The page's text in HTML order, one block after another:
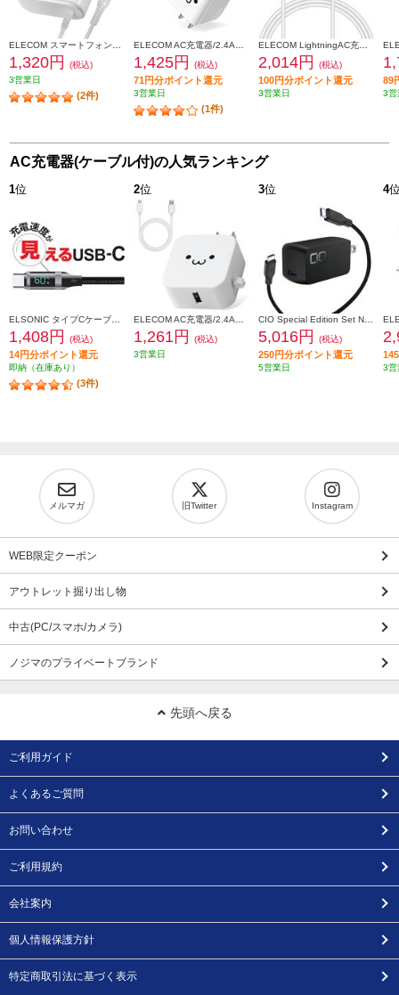
1,320円
(税込)
3営業日
(2件)
1,425円 (税込)
71円分ポイント還元
3営業日
(1件)
2,014円 (税込)
100円分ポイント還元
3営業日
89
3営
AC充電器(ケーブル付)の人気ランキング
1位
1,408円 (税込)
14円分ポイント還元
即納（在庫あり）
(3件)
2位
1,261円
(税込)
3営業日
3位
5,016円 (税込)
250円分ポイント還元
5営業日
4
3営
メルマガ 旧Twitter Instagram
WEB限定クーポン
アウトレット掘り出し物
中古(PC/スマホ/カメラ)
ノジマのプライベートブランド
先頭へ戻る
ご利用ガイド
よくあるご質問
お問い合わせ
ご利用規約
会社案内
個人情報保護方針
特定商取引法に基づく表示